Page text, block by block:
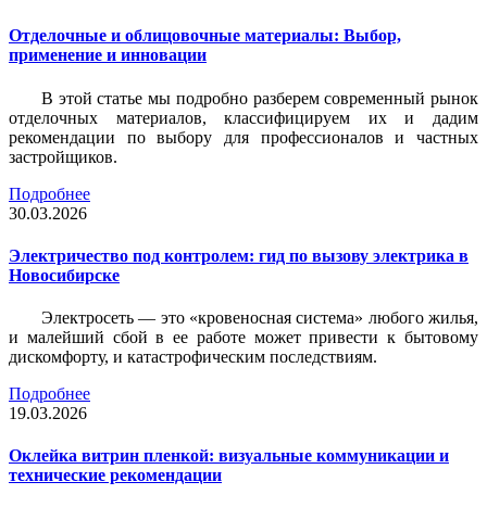
Отделочные и облицовочные материалы: Выбор,
применение и инновации
В этой статье мы подробно разберем современный рынок
отделочных материалов, классифицируем их и дадим
рекомендации по выбору для профессионалов и частных
застройщиков.
Подробнее
30.03.2026
Электричество под контролем: гид по вызову электрика в
Новосибирске
Электросеть — это «кровеносная система» любого жилья,
и малейший сбой в ее работе может привести к бытовому
дискомфорту, и катастрофическим последствиям.
Подробнее
19.03.2026
Оклейка витрин пленкой: визуальные коммуникации и
технические рекомендации